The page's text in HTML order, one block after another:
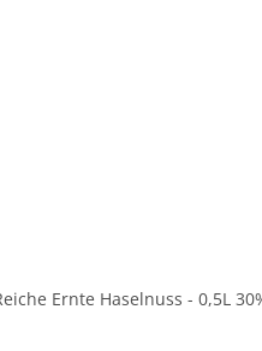
Ernte Haselnuss - 0,5L